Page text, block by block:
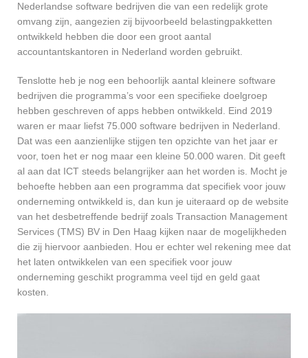
Nederlandse software bedrijven die van een redelijk grote
omvang zijn, aangezien zij bijvoorbeeld belastingpakketten
ontwikkeld hebben die door een groot aantal
accountantskantoren in Nederland worden gebruikt.
Tenslotte heb je nog een behoorlijk aantal kleinere software
bedrijven die programma’s voor een specifieke doelgroep
hebben geschreven of apps hebben ontwikkeld. Eind 2019
waren er maar liefst 75.000 software bedrijven in Nederland.
Dat was een aanzienlijke stijgen ten opzichte van het jaar er
voor, toen het er nog maar een kleine 50.000 waren. Dit geeft
al aan dat ICT steeds belangrijker aan het worden is. Mocht je
behoefte hebben aan een programma dat specifiek voor jouw
onderneming ontwikkeld is, dan kun je uiteraard op de website
van het desbetreffende bedrijf zoals Transaction Management
Services (TMS) BV in Den Haag kijken naar de mogelijkheden
die zij hiervoor aanbieden. Hou er echter wel rekening mee dat
het laten ontwikkelen van een specifiek voor jouw
onderneming geschikt programma veel tijd en geld gaat
kosten.